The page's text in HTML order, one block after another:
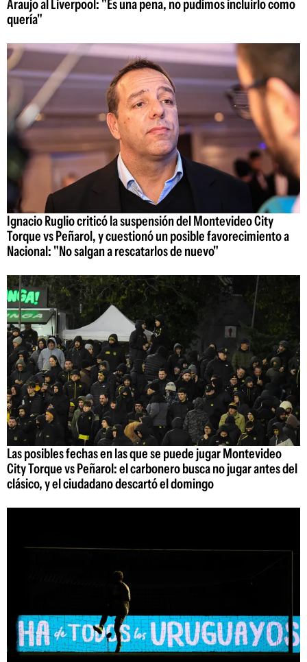
Araujo al Liverpool: "Es una pena, no pudimos incluirlo como
quería"
Ignacio Ruglio criticó la suspensión del Montevideo City
Torque vs Peñarol, y cuestionó un posible favorecimiento a
Nacional: "No salgan a rescatarlos de nuevo"
Las posibles fechas en las que se puede jugar Montevideo
City Torque vs Peñarol: el carbonero busca no jugar antes del
clásico, y el ciudadano descartó el domingo